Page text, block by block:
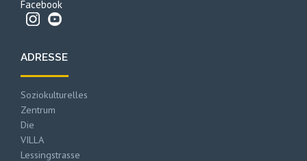
ADRESSE
Soziokulturelles
Zentrum
Die
VILLA
Lessingstrasse